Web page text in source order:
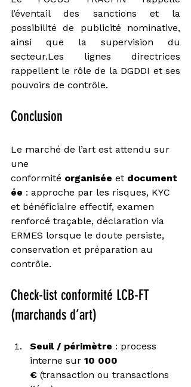
l’éventail des sanctions et la
possibilité de publicité nominative,
ainsi que la supervision du
secteur.Les lignes directrices
rappellent le rôle de la DGDDI et ses
pouvoirs de contrôle.
Conclusion
Le marché de l’art est attendu sur
une
conformité organisée et document
ée : approche par les risques, KYC
et bénéficiaire effectif, examen
renforcé traçable, déclaration via
ERMES lorsque le doute persiste,
conservation et préparation au
contrôle.
Check-list conformité LCB-FT
(marchands d’art)
Seuil / périmètre : process
interne sur 10 000
€ (transaction ou transactions